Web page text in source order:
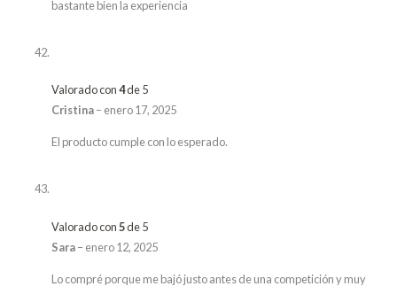
bastante bien la experiencia
Valorado con4de 5
Cristina– enero 17, 2025
El producto cumple con lo esperado.
Valorado con5de 5
Sara– enero 12, 2025
Lo compré porque me bajó justo antes de una competición y muy